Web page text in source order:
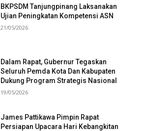
BKPSDM Tanjungpinang Laksanakan
Ujian Peningkatan Kompetensi ASN
21/05/2026
Dalam Rapat, Gubernur Tegaskan
Seluruh Pemda Kota Dan Kabupaten
Dukung Program Strategis Nasional
19/05/2026
James Pattikawa Pimpin Rapat
Persiapan Upacara Hari Kebangkitan